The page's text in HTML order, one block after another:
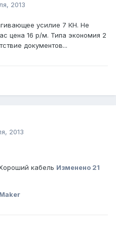
2013
усилие 7 КН. Не
цена 16 р/м. Типа экономия 2
документов...
2013
кабель Изменено 21